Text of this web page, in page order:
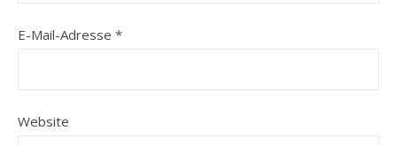
E-Mail-Adresse *
Website